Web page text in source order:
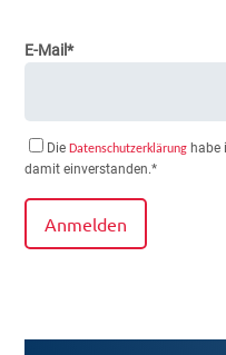
E-Mail*
DieDatenschutzerklärung habe
damit einverstanden.*
Anmelden